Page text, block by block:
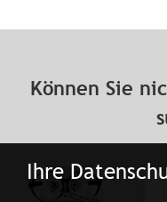
Ihre
Können Sie